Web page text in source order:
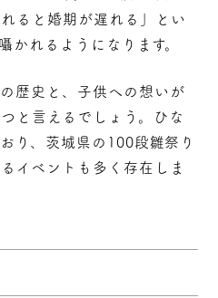
ると婚期が遅れる」とい
かれるようになります。
歴史と、子供への想いが
と言えるでしょう。ひな
り、茨城県の100段雛祭り
イベントも多く存在しま